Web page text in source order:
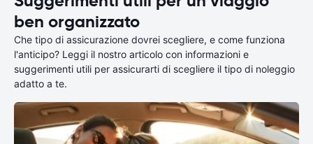
ben organizzato
Che tipo di assicurazione dovrei scegliere, e come funziona
l'anticipo? Leggi il nostro articolo con informazioni e
suggerimenti utili per assicurarti di scegliere il tipo di noleggio
adatto a te.